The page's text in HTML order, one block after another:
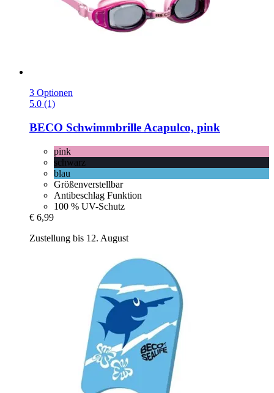
3 Optionen
5.0 (1)
BECO Schwimmbrille Acapulco, pink
pink
schwarz
blau
Größenverstellbar
Antibeschlag Funktion
100 % UV-Schutz
€ 6,99
Zustellung bis 12. August